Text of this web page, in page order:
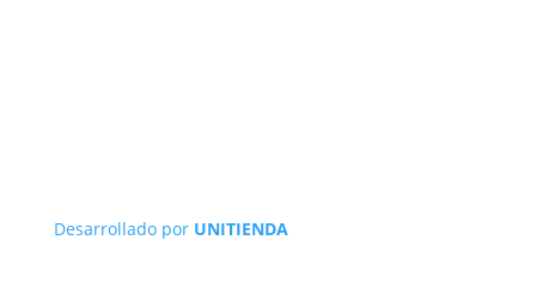
Desarrollado por UNITIENDA